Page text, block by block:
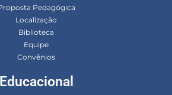
Pedagógica
Localização
Biblioteca
Equipe
Convênios
Educacional